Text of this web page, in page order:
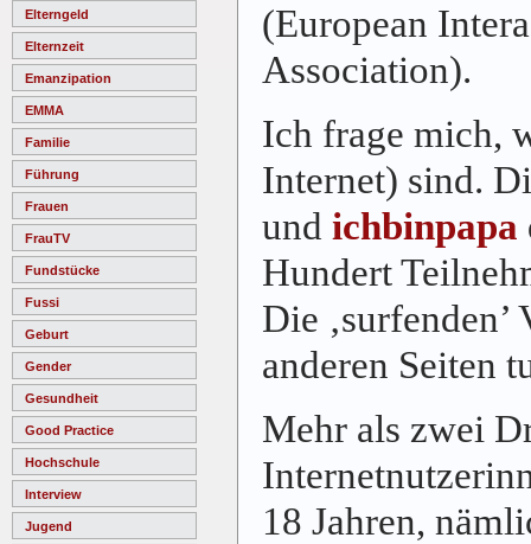
Elterngeld
Elternzeit
Emanzipation
EMMA
Familie
Führung
Frauen
FrauTV
Fundstücke
Fussi
Geburt
Gender
Gesundheit
Good Practice
Hochschule
Interview
Jugend
(European
Association).
Ich frage mich,
Internet) sind.
und ichbinpapa
Hundert
Die ‚surfenden’
anderen Seiten
Mehr als zwei
18 Jahren,